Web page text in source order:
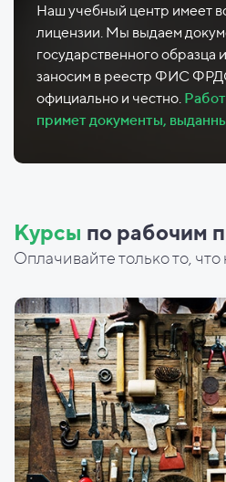
Наш учебный центр имеет
лицензии. Мы выдаем
государственного образца
заносим в реестр ФИС
официально и честно.
примет документы,
Курсы по рабочим
Оплачивайте только то,